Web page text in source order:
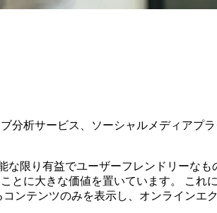
分析サービス、ソーシャルメディアプ
限り有益でユーザーフレンドリーな
とに大きな価値を置いています。 これ
ンテンツのみを表示し、オンラインエ